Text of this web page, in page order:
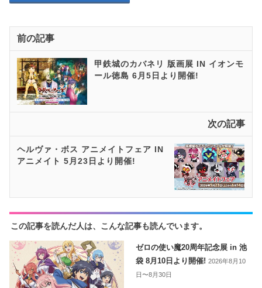
前の記事
甲鉄城のカバネリ 版画展 IN イオンモ
ール徳島 6月5日より開催!
次の記事
ヘルヴァ・ボス アニメイトフェア IN
アニメイト 5月23日より開催!
この記事を読んだ人は、こんな記事も読んでいます。
ゼロの使い魔20周年記念展 in 池
袋 8月10日より開催!2026年8月10
日〜8月30日